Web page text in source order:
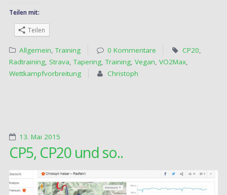
Teilen mit:
Teilen
Allgemein,Training 0 Kommentare CP20,
Radtraining, Strava,Tapering,Training, Vegan, VO2Max,
Wettkampfvorbreitung
Christoph
13. Mai 2015
CP5, CP20 und so..